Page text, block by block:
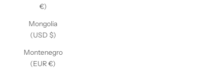
€)
Mongolia
(USD $)
Montenegro
(EUR €)